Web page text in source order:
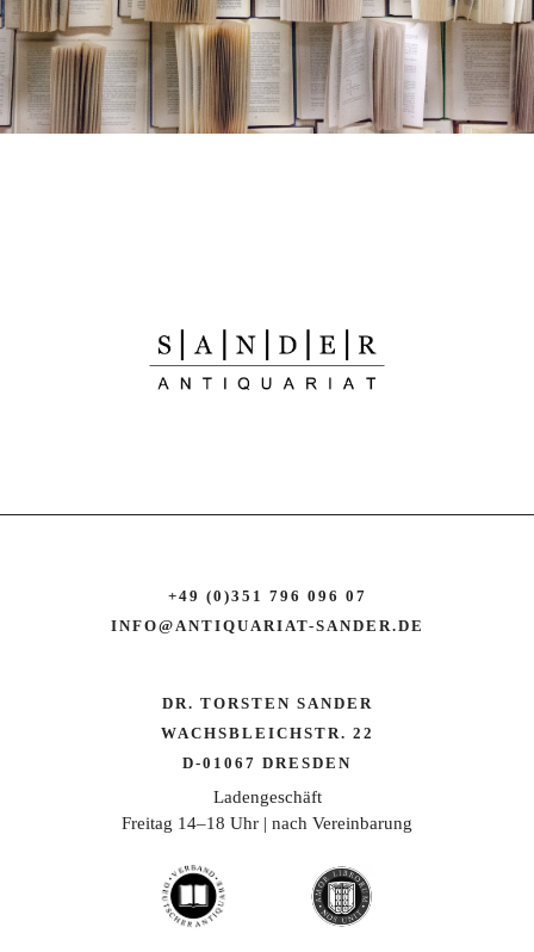
+49 (0)351 796 096 07
INFO@ANTIQUARIAT-SANDER.DE
DR. TORSTEN SANDER
WACHSBLEICHSTR. 22
D-01067 DRESDEN
Ladengeschäft
Freitag 14–18 Uhr | nach Vereinbarung